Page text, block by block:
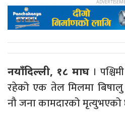
नयाँदिल्ली, १८ माघ।
रहेको एक तेल मिलमा
नौ जना कामदारको मृत्युभएको